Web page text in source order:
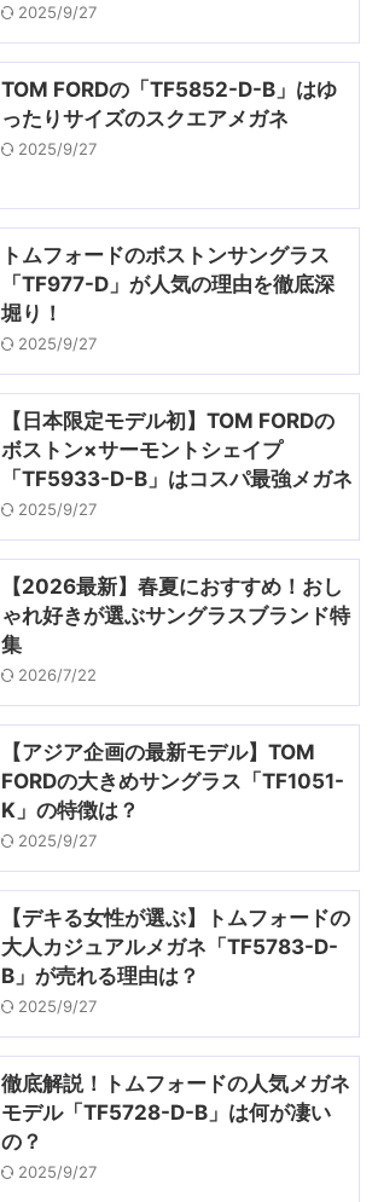
2025/9/27
TOM FORDの「TF5852-D-B」はゆ
ったりサイズのスクエアメガネ
2025/9/27
トムフォードのボストンサングラス
「TF977-D」が人気の理由を徹底深
堀り！
2025/9/27
【日本限定モデル初】TOM FORDの
ボストン×サーモントシェイプ
「TF5933-D-B」はコスパ最強メガネ
2025/9/27
【2026最新】春夏におすすめ！おし
ゃれ好きが選ぶサングラスブランド特
集
2026/7/22
【アジア企画の最新モデル】TOM
FORDの大きめサングラス「TF1051-
K」の特徴は？
2025/9/27
【デキる女性が選ぶ】トムフォードの
大人カジュアルメガネ「TF5783-D-
B」が売れる理由は？
2025/9/27
徹底解説！トムフォードの人気メガネ
モデル「TF5728-D-B」は何が凄い
の？
2025/9/27